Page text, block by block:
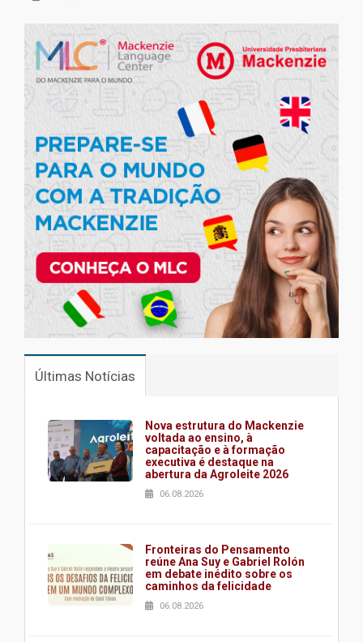
Últimas Notícias
Nova estrutura do Mackenzie
voltada ao ensino, à
capacitação e à formação
executiva é destaque na
abertura da Agroleite 2026
06.08.2026
Fronteiras do Pensamento
reúne Ana Suy e Gabriel Rolón
em debate inédito sobre os
caminhos da felicidade
06.08.2026